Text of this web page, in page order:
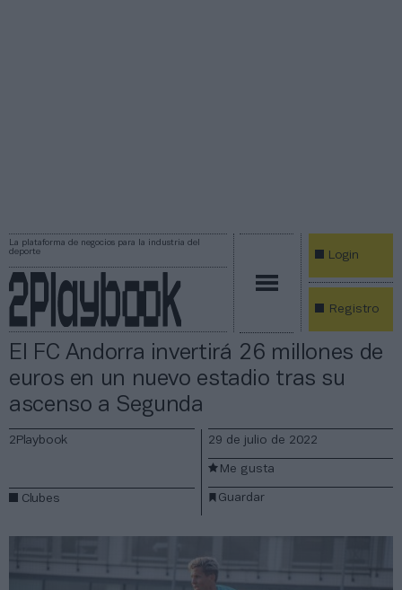
La plataforma de negocios para la industria del
deporte
Login
Registro
El FC Andorra invertirá 26 millones de
euros en un nuevo estadio tras su
ascenso a Segunda
2Playbook
Clubes
29 de julio de 2022
Guardar
Me gusta